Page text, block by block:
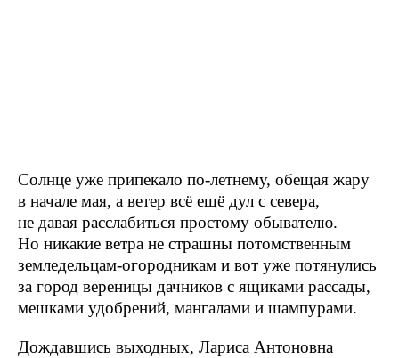
Солнце уже припекало по-летнему, обещая жару
в начале мая, а ветер всё ещё дул с севера,
не давая расслабиться простому обывателю.
Но никакие ветра не страшны потомственным
земледельцам-огородникам и вот уже потянулись
за город вереницы дачников с ящиками рассады,
мешками удобрений, мангалами и шампурами.
Дождавшись выходных, Лариса Антоновна